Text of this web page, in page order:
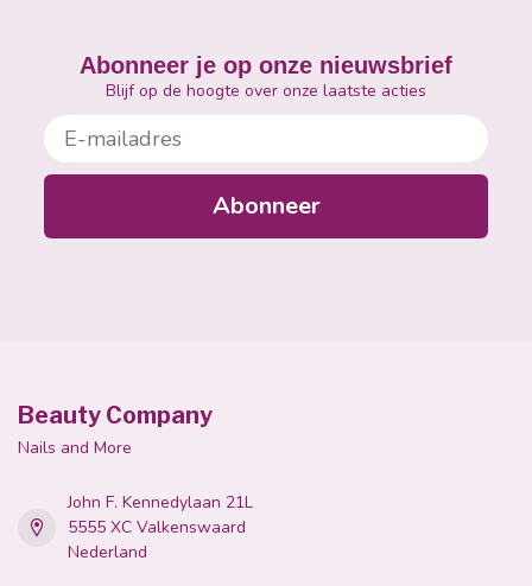
Abonneer je op onze nieuwsbrief
Blijf op de hoogte over onze laatste acties
E-mailadres
Abonneer
Beauty Company
Nails and More
John F. Kennedylaan 21L
5555 XC Valkenswaard
Nederland